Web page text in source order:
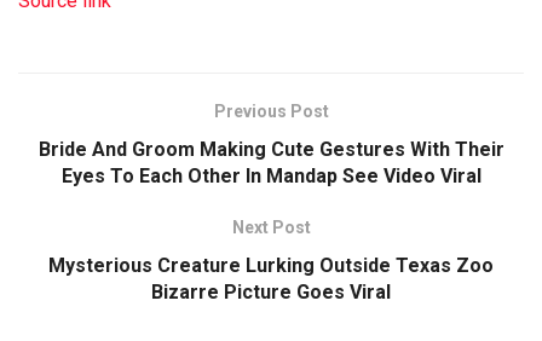
Previous Post
Bride And Groom Making Cute Gestures With Their
Eyes To Each Other In Mandap See Video Viral
Next Post
Mysterious Creature Lurking Outside Texas Zoo
Bizarre Picture Goes Viral